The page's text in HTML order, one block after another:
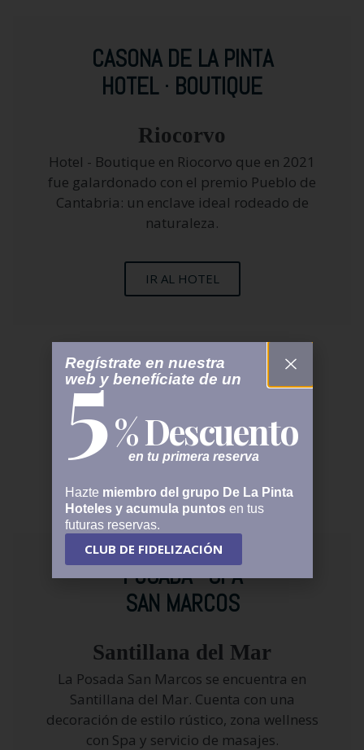
CASONA DE LA PINTA
HOTEL · BOUTIQUE
Riocorvo
Hotel - Boutique en Riocorvo que en 2021
fue galardonado con el premio Pueblo de
Cantabria: un enclave ideal rodeado de
naturaleza.
IR AL HOTEL
POSADA · SPA
SAN MARCOS
Santillana del Mar
La Posada San Marcos se encuentra en
Santillana del Mar. Cuenta con una
decoración de estilo rústico, zona wellness
con Spa y servicio de masajes.
Regístrate en nuestra
web y benefíciate de un
5% Descuento
en tu primera reserva
Hazte miembro del grupo De La Pinta
Hoteles y acumula puntosen tus
futuras reservas.
CLUB DE FIDELIZACIÓN